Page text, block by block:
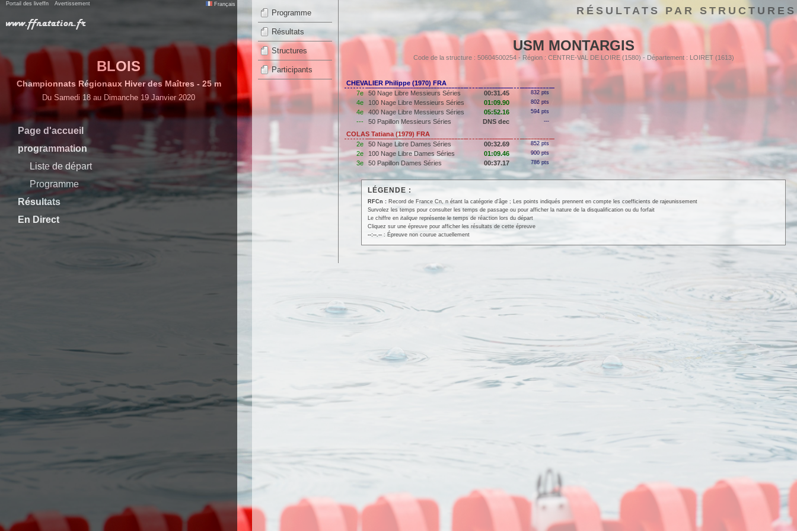
Portail des liveffn Avertissement Français
BLOIS
Championnats Régionaux Hiver des Maîtres - 25 m
Du Samedi 18 au Dimanche 19 Janvier 2020
Page d'accueil
programmation
Liste de départ
Programme
Résultats
En Direct
Programme
Résultats
Structures
Participants
RÉSULTATS PAR STRUCTURES
USM MONTARGIS
Code de la structure : 50604500254 - Région : CENTRE-VAL DE LOIRE (1580) - Département : LOIRET (1613)
CHEVALIER Philippe (1970) FRA
7e
50 Nage Libre Messieurs Séries 00:31.45 832 pts
4e 100 Nage Libre Messieurs Séries 01:09.90 802 pts
4e 400 Nage Libre Messieurs Séries 05:52.16 594 pts
--- 50 Papillon Messieurs Séries DNS dec ---
COLAS Tatiana (1979) FRA
2e
50 Nage Libre Dames Séries 00:32.69 852 pts
2e 100 Nage Libre Dames Séries 01:09.46 900 pts
3e 50 Papillon Dames Séries 00:37.17 786 pts
LÉGENDE :
RFCn : Record de France Cn, n étant la catégorie d'âge ; Les points indiqués prennent en compte les coefficients de rajeunissement
Survolez les temps pour consulter les temps de passage ou pour afficher la nature de la disqualification ou du forfait
Le chiffre en italiquereprésente le temps de réaction lors du départ
Cliquez sur une épreuve pour afficher les résultats de cette épreuve
--:--.--: Épreuve non courue actuellement